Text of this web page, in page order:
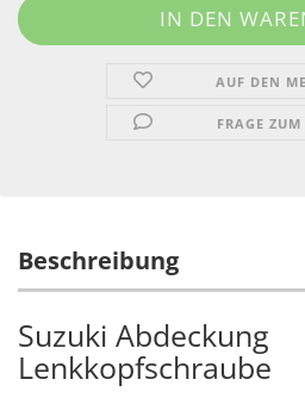
AUF DEN
FRAGE
Beschreibung
Suzuki Abdeckung
Lenkkopfschraube